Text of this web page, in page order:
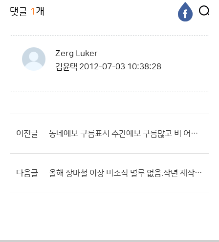
댓글 1 개
Zerg Luker
김윤택 2012-07-03 10:38:28
이전글 동네예보 구름표시 주간예보 구름많고 비 어쪽 정확하지??
다음글 올해 장마철 이상 비소식 별루 없음.작년 제작년 비교하면??